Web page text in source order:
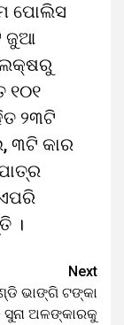
ପୋଲିସ
ଜୁଆ
ଲକ୍ଷରୁ
୧୦୧
୨୩ଟି
୩ଟି କାର
।
Next
ଭାଙ୍ଗି ଟଙ୍କା
ସୁନା ଅଳଙ୍କାରକୁ